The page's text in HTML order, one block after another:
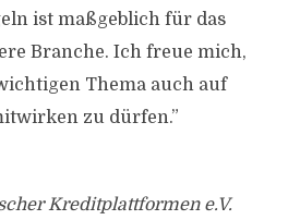
ist maßgeblich für das
Branche. Ich freue mich,
Thema auch auf
zu dürfen.”
Kreditplattformen e.V.